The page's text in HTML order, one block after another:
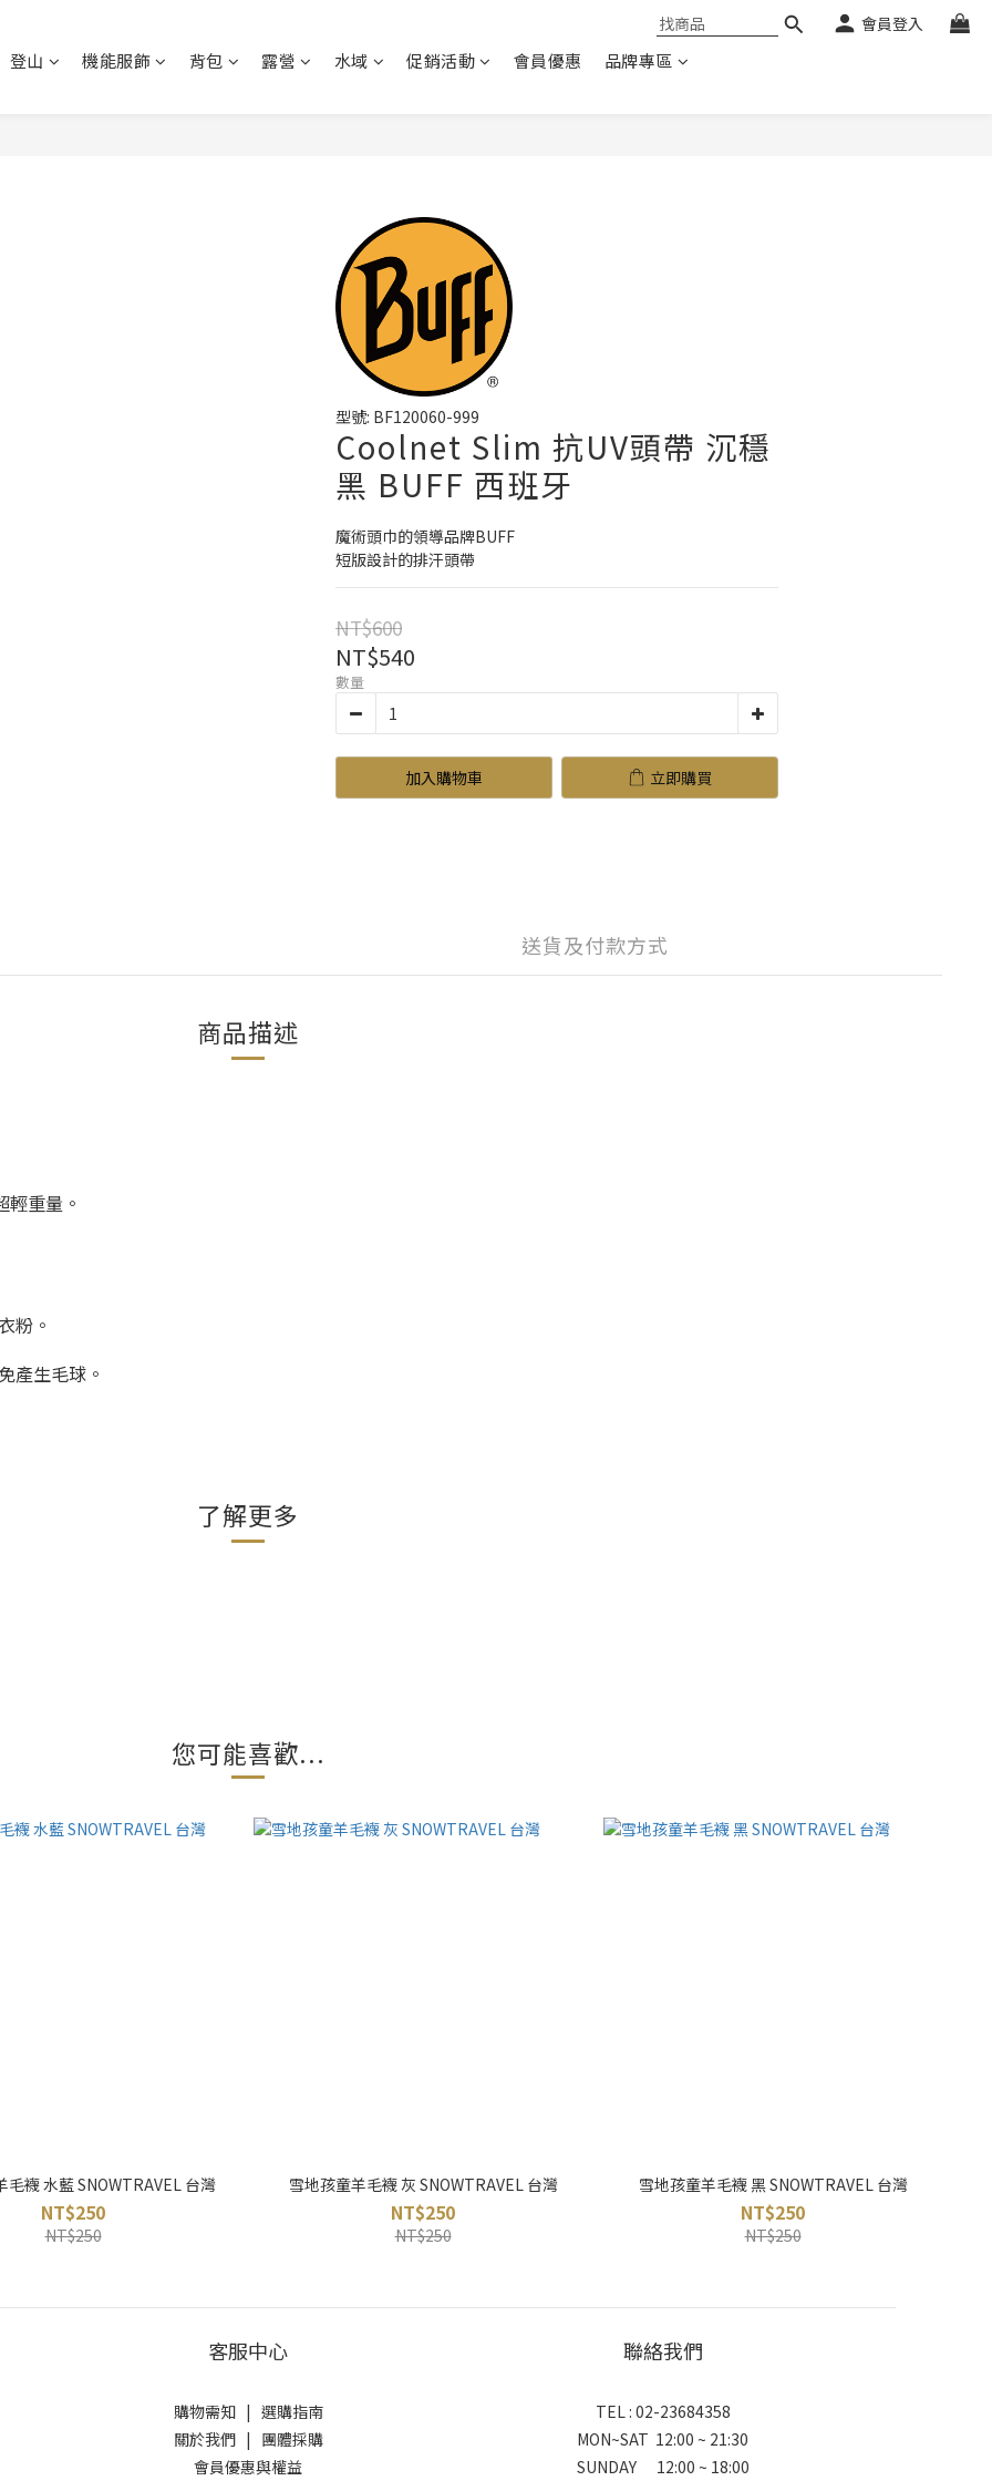
會員登入
登山 機能服飾 背包 露營 水域 促銷活動 會員優惠 品牌專區
型號: BF120060-999
Coolnet Slim 抗UV頭帶 沉穩
黑 BUFF 西班牙
魔術頭巾的領導品牌BUFF
短版設計的排汗頭帶
NT$600
NT$540
數量
加入購物車 立即購買
送貨及付款方式
商品描述
重量。
粉。
產生毛球。
了解更多
您可能喜歡...
毛襪 水藍 SNOWTRAVEL 台灣
NT$250
NT$250
雪地孩童羊毛襪 灰 SNOWTRAVEL 台灣
NT$250
NT$250
雪地孩童羊毛襪 黑 SNOWTRAVEL 台灣
NT$250
NT$250
客服中心
購物需知| 選購指南
關於我們| 團體採購
會員優惠與權益
聯絡我們
TEL : 02-23684358
MON~SAT 12:00 ~ 21:30
SUNDAY 12:00 ~ 18:00